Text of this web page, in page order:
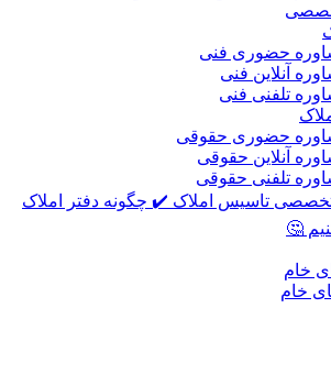
حضوری فنی
آنلاین فنی
تلفنی فنی
حضوری حقوقی
آنلاین حقوقی
تلفنی حقوقی
تاسیس املاک ✔️ چگونه دفتر املاک
🤔
خام
خام